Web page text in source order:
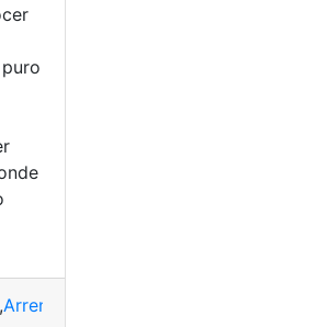
,Arrendamiento Financiero